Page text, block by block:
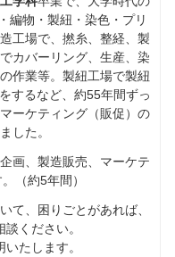
編物・製紐・染色・プリ
工場で、撚糸、整経、製
カバーリング、生産、染
作業等。製紐工場で製紐
するなど、約55年間ずっ
ーケティング（販促）の
した。
画、製造販売、マーケテ
（約5年間）
て、困りごとがあれば、
ください。
たします。